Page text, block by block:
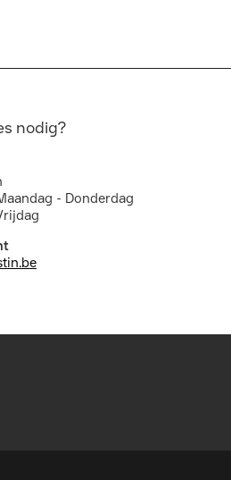
nodig?
- Donderdag